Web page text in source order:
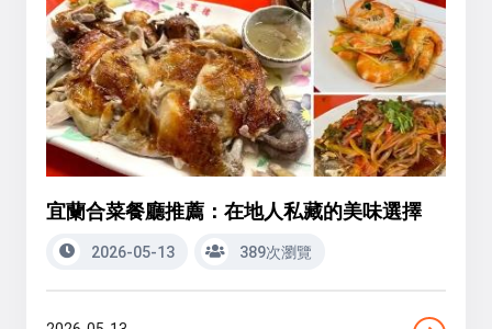
宜蘭合菜餐廳推薦：在地人私藏的美味選擇
2026-05-13 389次瀏覽